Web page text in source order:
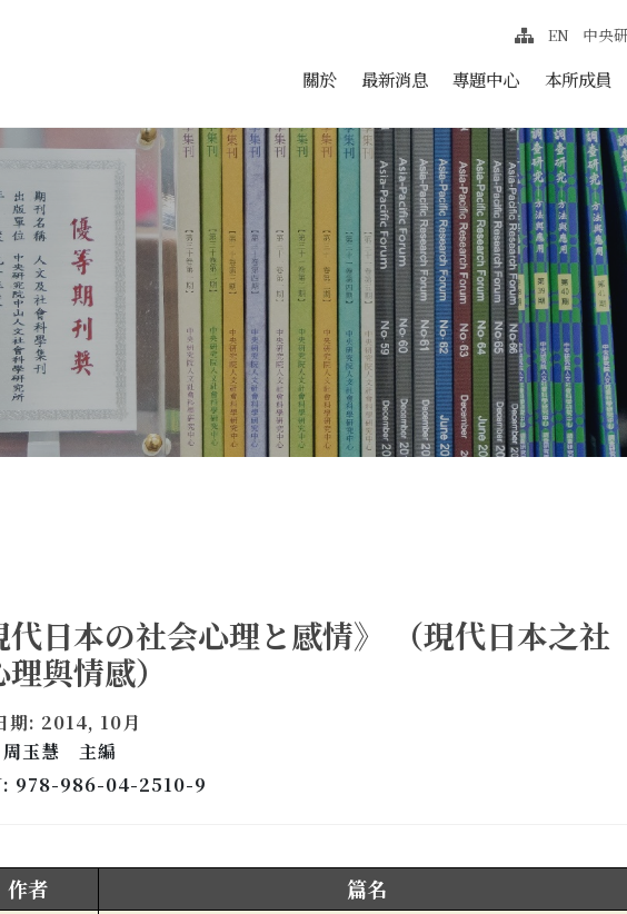
跳至中央區塊/Main Content
關於 最新消息 專題中心 本所成員
網站導覽
EN 中央
代日本の社会心理と感情》 （現代日本之社
與情感）
期: 2014, 10月
周玉慧 主編
978-986-04-2510-9
作者
篇名